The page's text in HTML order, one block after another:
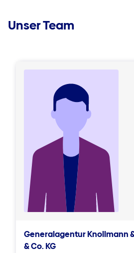
Unser Team
Generalagentur Knollmann
& Co. KG